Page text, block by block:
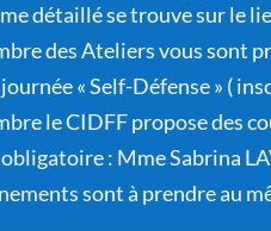
détaillé se trouve sur le
des Ateliers vous sont
« Self-Défense » (
le CIDFF propose des
: Mme Sabrina
sont à prendre au